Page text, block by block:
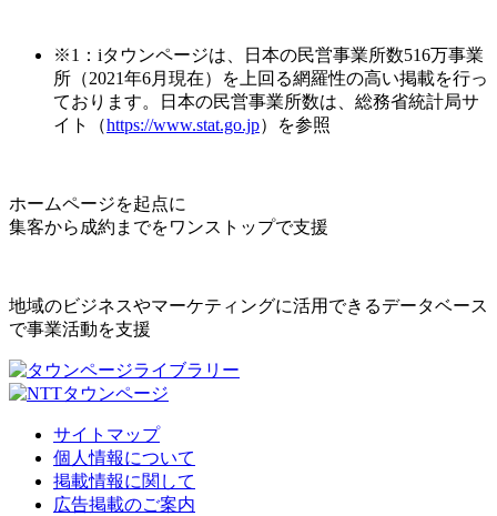
※1：iタウンページは、日本の民営事業所数516万事業
所（2021年6月現在）を上回る網羅性の高い掲載を行っ
ております。日本の民営事業所数は、総務省統計局サ
イト（https://www.stat.go.jp）を参照
ホームページを起点に
集客から成約までをワンストップで支援
地域のビジネスやマーケティングに活用できるデータベース
で事業活動を支援
サイトマップ
個人情報について
掲載情報に関して
広告掲載のご案内